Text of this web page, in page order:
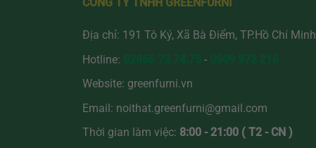
Địa chỉ: 191 Tô Ký, Xã Bà Điểm, TP.Hồ Chí Minh
Hotline:
-
Website: greenfurni.vn
Email: noithat.greenfurni@gmail.com
Thời gian làm việc: 8:00 - 21:00 ( T2 - CN )